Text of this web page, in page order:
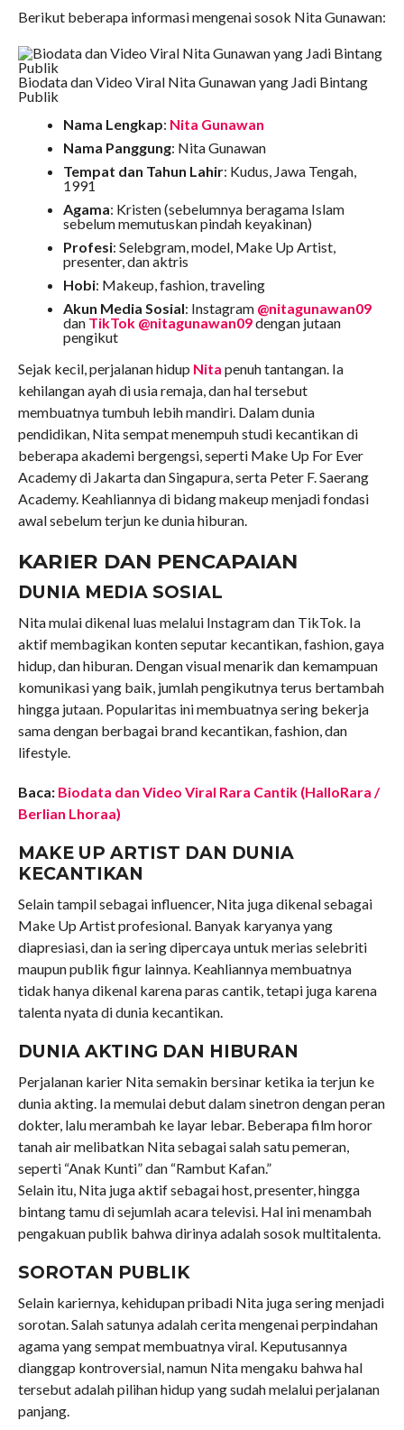
Berikut beberapa informasi mengenai sosok Nita Gunawan:
Biodata dan Video Viral Nita Gunawan yang Jadi Bintang
Publik
Nama Lengkap: Nita Gunawan
Nama Panggung: Nita Gunawan
Tempat dan Tahun Lahir: Kudus, Jawa Tengah,
1991
Agama: Kristen (sebelumnya beragama Islam
sebelum memutuskan pindah keyakinan)
Profesi: Selebgram, model, Make Up Artist,
presenter, dan aktris
Hobi: Makeup, fashion, traveling
Akun Media Sosial: Instagram @nitagunawan09
dan TikTok @nitagunawan09dengan jutaan
pengikut
Sejak kecil, perjalanan hidup Nita penuh tantangan. Ia
kehilangan ayah di usia remaja, dan hal tersebut
membuatnya tumbuh lebih mandiri. Dalam dunia
pendidikan, Nita sempat menempuh studi kecantikan di
beberapa akademi bergengsi, seperti Make Up For Ever
Academy di Jakarta dan Singapura, serta Peter F. Saerang
Academy. Keahliannya di bidang makeup menjadi fondasi
awal sebelum terjun ke dunia hiburan.
KARIER DAN PENCAPAIAN
DUNIA MEDIA SOSIAL
Nita mulai dikenal luas melalui Instagram dan TikTok. Ia
aktif membagikan konten seputar kecantikan, fashion, gaya
hidup, dan hiburan. Dengan visual menarik dan kemampuan
komunikasi yang baik, jumlah pengikutnya terus bertambah
hingga jutaan. Popularitas ini membuatnya sering bekerja
sama dengan berbagai brand kecantikan, fashion, dan
lifestyle.
Baca: Biodata dan Video Viral Rara Cantik (HalloRara /
Berlian Lhoraa)
MAKE UP ARTIST DAN DUNIA
KECANTIKAN
Selain tampil sebagai influencer, Nita juga dikenal sebagai
Make Up Artist profesional. Banyak karyanya yang
diapresiasi, dan ia sering dipercaya untuk merias selebriti
maupun publik figur lainnya. Keahliannya membuatnya
tidak hanya dikenal karena paras cantik, tetapi juga karena
talenta nyata di dunia kecantikan.
DUNIA AKTING DAN HIBURAN
Perjalanan karier Nita semakin bersinar ketika ia terjun ke
dunia akting. Ia memulai debut dalam sinetron dengan peran
dokter, lalu merambah ke layar lebar. Beberapa film horor
tanah air melibatkan Nita sebagai salah satu pemeran,
seperti “Anak Kunti” dan “Rambut Kafan.”
Selain itu, Nita juga aktif sebagai host, presenter, hingga
bintang tamu di sejumlah acara televisi. Hal ini menambah
pengakuan publik bahwa dirinya adalah sosok multitalenta.
SOROTAN PUBLIK
Selain kariernya, kehidupan pribadi Nita juga sering menjadi
sorotan. Salah satunya adalah cerita mengenai perpindahan
agama yang sempat membuatnya viral. Keputusannya
dianggap kontroversial, namun Nita mengaku bahwa hal
tersebut adalah pilihan hidup yang sudah melalui perjalanan
panjang.